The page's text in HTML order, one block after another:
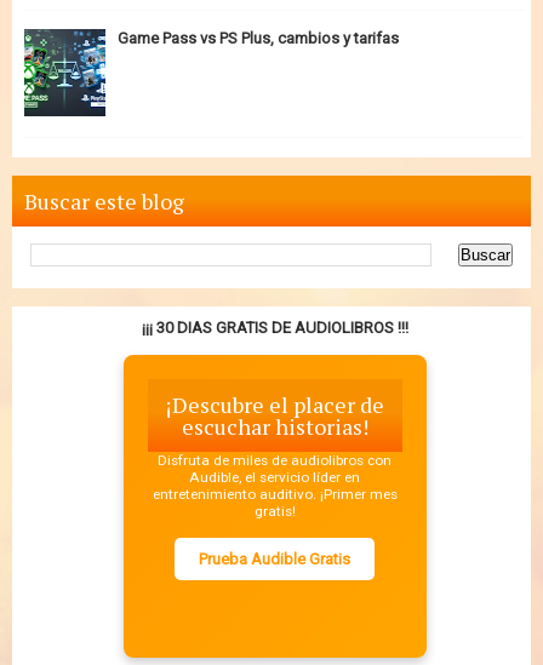
Game Pass vs PS Plus, cambios y tarifas
Buscar este blog
¡¡¡ 30 DIAS GRATIS DE AUDIOLIBROS !!!
¡Descubre el placer de
escuchar historias!
Disfruta de miles de audiolibros con
Audible, el servicio líder en
entretenimiento auditivo. ¡Primer mes
gratis!
Prueba Audible Gratis